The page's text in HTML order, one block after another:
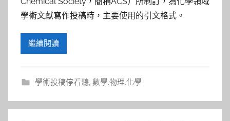
學術文獻寫作投稿時，主要使用的引文格式。
繼續閱讀
學術投稿停看聽, 數學.物理.化學